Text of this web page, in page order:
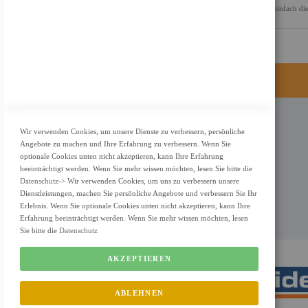
tippen und Ihre Daten sind sicher. Kein Aufwand, kein Stress– einfach
KONTAKT
Adresse: Zimbelstrasse 26/13127 Berlin
Berlin, Deutschland
Email: info@f-m-shop.de
Wir verwenden Cookies, um unsere Dienste zu verbessern, persönliche
Angebote zu machen und Ihre Erfahrung zu verbessern. Wenn Sie
optionale Cookies unten nicht akzeptieren, kann Ihre Erfahrung
beeinträchtigt werden. Wenn Sie mehr wissen möchten, lesen Sie bitte die
Datenschutz-> Wir verwenden Cookies, um uns zu verbessern unsere
Dienstleistungen, machen Sie persönliche Angebote und verbessern Sie Ihr
Erlebnis. Wenn Sie optionale Cookies unten nicht akzeptieren, kann Ihre
Erfahrung beeinträchtigt werden. Wenn Sie mehr wissen möchten, lesen
Sie bitte die Datenschutz
AKZEPTIEREN
ABLEHNEN